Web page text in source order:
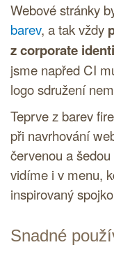
Webové stránky
barev, a tak vždy
zcorporate
jsme napřed CI
logosdružení
Teprve z barev
při navrhování
červenou a
vidíme i v menu,
inspirovaný
Snadné